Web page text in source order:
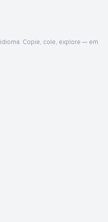
Copie, cole, explore — em